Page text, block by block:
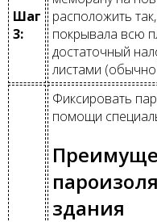
Шаг
3:
расположить
покрывала всю
достаточный
листами
Фиксировать
помощи
здания